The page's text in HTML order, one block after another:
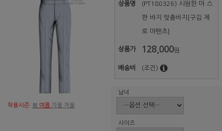
착용시즌: 봄 여름 가을 겨울
상품명 (PT180326) 시원한 마 스
판 바지 맞춤바지[구김 제
로 마팬츠]
상품가 128,000원
배송비 (조건)
남녀
사이즈